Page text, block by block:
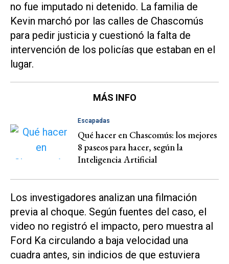
no fue imputado ni detenido. La familia de
Kevin marchó por las calles de Chascomús
para pedir justicia y cuestionó la falta de
intervención de los policías que estaban en el
lugar.
MÁS INFO
Escapadas
Qué hacer en Chascomús: los mejores
8 paseos para hacer, según la
Inteligencia Artificial
Los investigadores analizan una filmación
previa al choque. Según fuentes del caso, el
video no registró el impacto, pero muestra al
Ford Ka circulando a baja velocidad una
cuadra antes, sin indicios de que estuviera